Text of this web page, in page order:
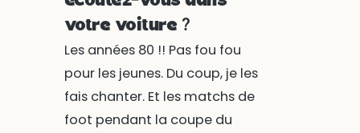
votre voiture ?
Les années 80 !! Pas fou fou
pour les jeunes. Du coup, je les
fais chanter. Et les matchs de
foot pendant la coupe du